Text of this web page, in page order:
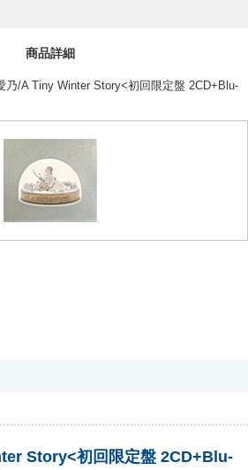
商品詳細
乃/A Tiny Winter Story<初回限定盤 2CD+Blu-
Story<初回限定盤 2CD+Blu-